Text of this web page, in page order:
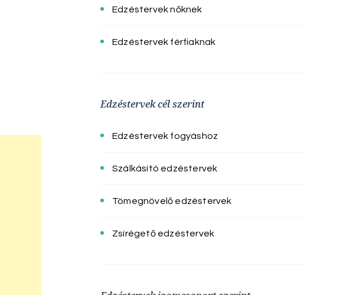
Edzéstervek nőknek
Edzéstervek férfiaknak
Edzéstervek cél szerint
Edzéstervek fogyáshoz
Szálkásító edzéstervek
Tömegnövelő edzéstervek
Zsírégető edzéstervek